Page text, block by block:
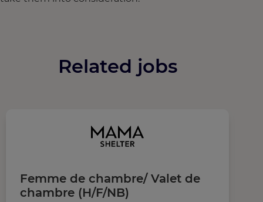
Related jobs
Femme de chambre/ Valet de
chambre (H/F/NB)